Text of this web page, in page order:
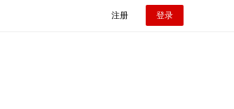
注册 登录